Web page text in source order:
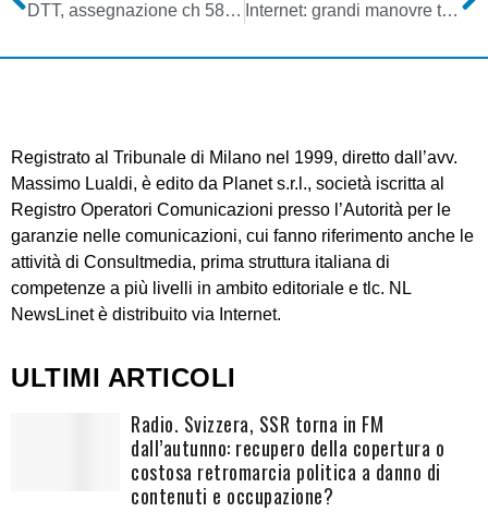
DTT, assegnazione ch 58 UHF (dividendo) a Mediaset, IDV: non ci stupisce che Berlusconi voglia Romani ministro Internet: grandi manovre tra social network e music service
Registrato al Tribunale di Milano nel 1999, diretto dall’avv.
Massimo Lualdi, è edito da Planet s.r.l., società iscritta al
Registro Operatori Comunicazioni presso l’Autorità per le
garanzie nelle comunicazioni, cui fanno riferimento anche le
attività di Consultmedia, prima struttura italiana di
competenze a più livelli in ambito editoriale e tlc. NL
NewsLinet è distribuito via Internet.
ULTIMI ARTICOLI
Radio. Svizzera, SSR torna in FM
dall’autunno: recupero della copertura o
costosa retromarcia politica a danno di
contenuti e occupazione?